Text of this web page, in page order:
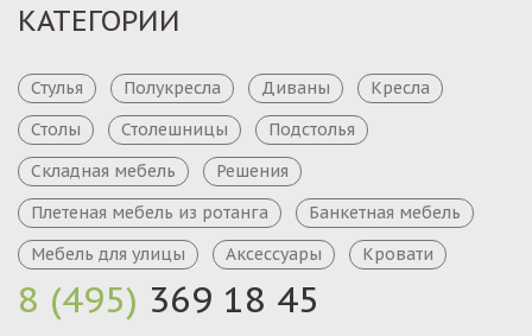
8 (495) 369 18 45
КАТЕГОРИИ
Стулья Полукресла Диваны
Кресла
Столы
Столешницы
Подстолья
Складная мебель
Решения
Плетеная мебель из ротанга
Банкетная мебель
Мебель для улицы
Аксессуары Кровати